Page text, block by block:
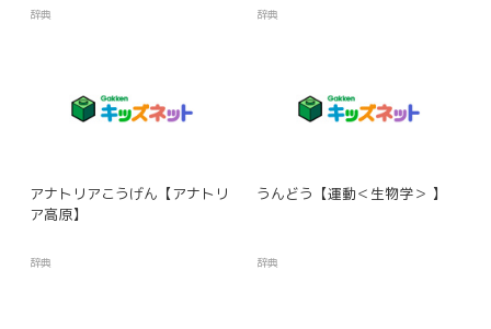
辞典 辞典
アナトリアこうげん【アナトリ
ア高原】
辞典
うんどう【運動＜生物学＞ 】
辞典